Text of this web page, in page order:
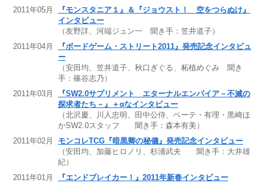
2011年05月
『モンスタニア１』＆『ジョウスト！ 空をつらぬけ』
インタビュー
（友野詳、河端ジュン一 聞き手：笠井道子）
2011年04月
『ボードゲーム・ストリート2011』発売記念インタビュ
ー
（安田均、笠井道子、秋口ぎぐる、柘植めぐみ 聞き
手：篠谷志乃）
2011年03月
『SW2.0サプリメント エターナルエンパイア－不滅の
探求者たち－』＋αなインタビュー
（北沢慶、川人忠明、田中公侍、ベーテ・有理・黒崎ほ
かSW2.0スタッフ 聞き手：森本有美）
2011年02月
モンコレTCG『暗黒卿の秘儀』発売記念インタビュー
（安田均、加藤ヒロノリ、杉浦武夫 聞き手：大井雄
紀）
2011年01月
『エンドブレイカー！』2011年新春インタビュー